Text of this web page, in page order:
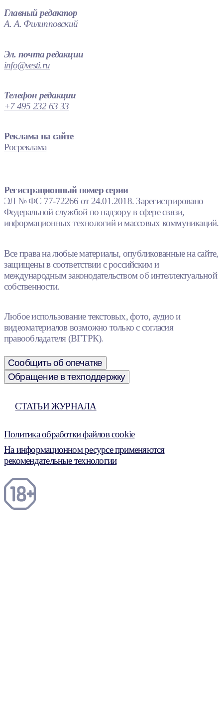
Главный редактор
А. А. Филипповский
Эл. почта редакции
info@vesti.ru
Телефон редакции
+7 495 232 63 33
Реклама на сайте
Росреклама
Регистрационный номер серии
ЭЛ № ФС 77-72266 от 24.01.2018. Зарегистрировано
Федеральной службой по надзору в сфере связи,
информационных технологий и массовых коммуникаций.
Все права на любые материалы, опубликованные на сайте,
защищены в соответствии с российским и
международным законодательством об интеллектуальной
собственности.
Любое использование текстовых, фото, аудио и
видеоматериалов возможно только с согласия
правообладателя (ВГТРК).
Сообщить об опечатке
Обращение в техподдержку
СТАТЬИ ЖУРНАЛА
Политика обработки файлов cookie
На информационном ресурсе применяются
рекомендательные технологии